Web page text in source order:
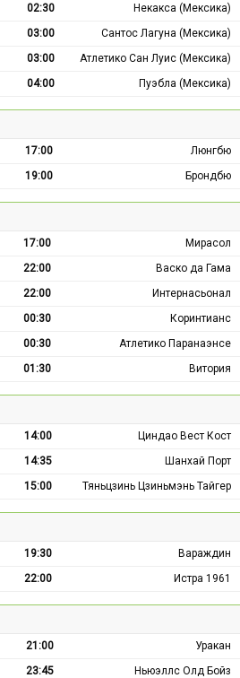
02:30
Некакса (Мексика)
03:00
Сантос Лагуна (Мексика)
03:00
Атлетико Сан Луис (Мексика)
04:00 Пуэбла (Мексика)
17:00
Люнгбю
19:00 Брондбю
17:00
Мирасол
22:00
Васко да Гама
22:00
Интернасьонал
00:30
Коринтианс
00:30
Атлетико Паранаэнсе
01:30 Витория
14:00
Циндао Вест Кост
14:35
Шанхай Порт
15:00 Тяньцзинь Цзиньмэнь Тайгер
19:30
Вараждин
22:00 Истра 1961
21:00
Уракан
23:45
Ньюэллс Олд Бойз